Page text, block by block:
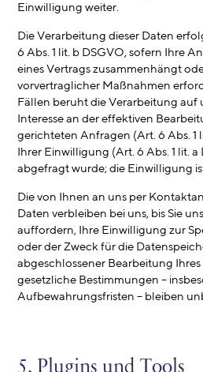
Einwilligung weiter.
Die Verarbeitung dieser Daten
6 Abs. 1 lit. b DSGVO, sofern Ihre
eines Vertrags zusammenhängt
vorvertraglicher Maßnahmen
Fällen beruht die Verarbeitung auf
Interesse an der effektiven
gerichteten Anfragen (Art. 6 Abs. 1
Ihrer Einwilligung (Art. 6 Abs. 1 lit.
abgefragt wurde; die Einwilligung
Die von Ihnen an uns per
Daten verbleiben bei uns, bis Sie
auffordern, Ihre Einwilligung zur
oder der Zweck für die
abgeschlossener Bearbeitung
gesetzliche Bestimmungen –
Aufbewahrungsfristen – bleiben
5. Plugins und Tools